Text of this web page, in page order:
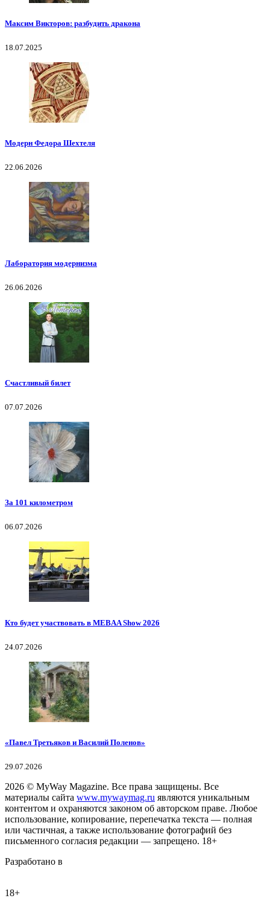
Максим Викторов: разбудить дракона
18.07.2025
Модерн Федора Шехтеля
22.06.2026
Лаборатория модернизма
26.06.2026
Счастливый билет
07.07.2026
За 101 километром
06.07.2026
Кто будет участвовать в MEBAA Show 2026
24.07.2026
«Павел Третьяков и Василий Поленов»
29.07.2026
2026 © MyWay Magazine. Все права защищены. Все
материалы сайта www.mywaymag.ru являются уникальным
контентом и охраняются законом об авторском праве. Любое
использование, копирование, перепечатка текста — полная
или частичная, а также использование фотографий без
письменного согласия редакции — запрещено. 18+
Разработано в
18+